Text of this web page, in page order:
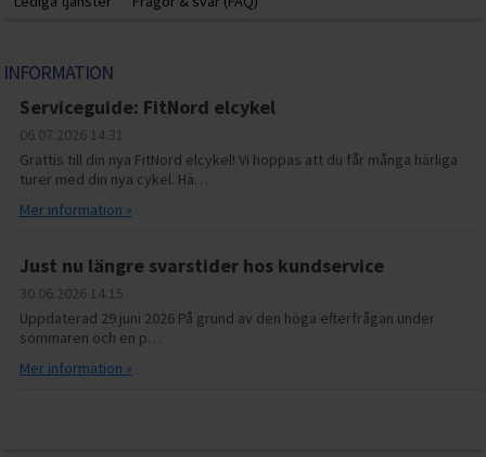
INFORMATION
Serviceguide: FitNord elcykel
06.07.2026 14.31
Grattis till din nya FitNord elcykel! Vi hoppas att du får många härliga
turer med din nya cykel. Hä…
Mer information »
Just nu längre svarstider hos kundservice
30.06.2026 14.15
Uppdaterad 29 juni 2026 På grund av den höga efterfrågan under
sommaren och en p…
Mer information »